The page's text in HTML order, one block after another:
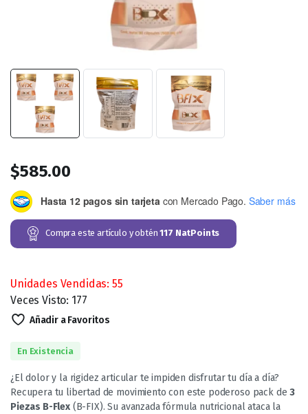
$585.00
Hasta 12 pagos sin tarjetacon Mercado Pago. Saber más
Compra este artículo y obtén117 NatPoints
Unidades Vendidas: 55
Veces Visto: 177
Añadir a Favoritos
En Existencia
¿El dolor y la rigidez articular te impiden disfrutar tu día a día?
Recupera tu libertad de movimiento con este poderoso pack de3
Piezas B-Flex(B-FIX). Su avanzada fórmula nutricional ataca la